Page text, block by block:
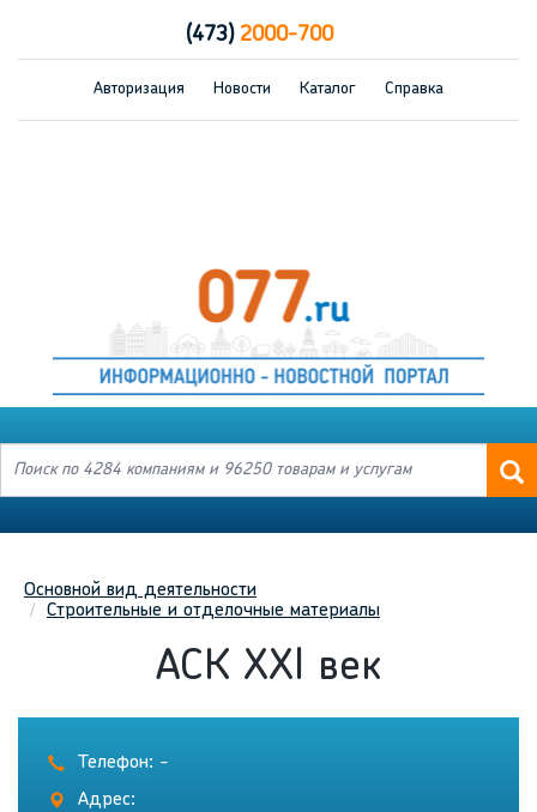
(473)2000-700
Авторизация Новости Каталог Справка
Основной вид деятельности
Строительные и отделочные материалы
АСК ХХI век
Телефон: -
Адрес: